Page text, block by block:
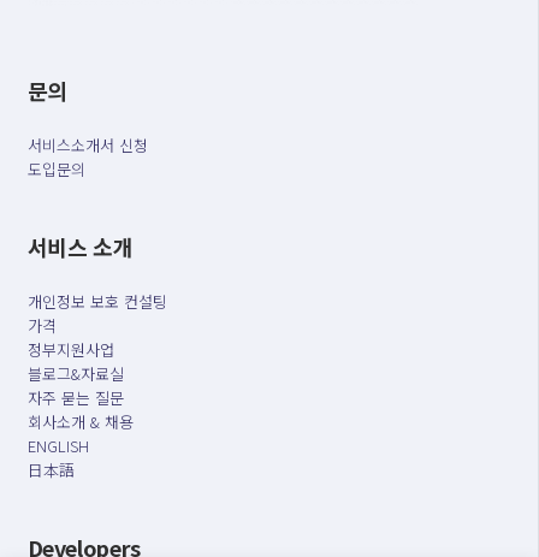
문의
서비스소개서 신청
도입문의
서비스 소개
개인정보 보호 컨설팅
가격
정부지원사업
블로그&자료실
자주 묻는 질문
회사소개 & 채용
ENGLISH
日本語
Developers